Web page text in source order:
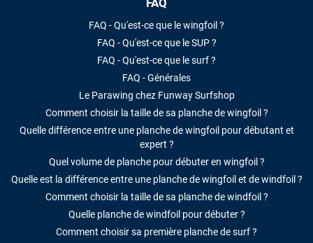
FAQ
FAQ - Qu'est-ce que le wingfoil ?
FAQ - Qu'est-ce que le SUP ?
FAQ - Qu'est-ce que le surf ?
FAQ - Générales
Le Parawing chez Funway Surfshop
Comment choisir la taille de sa planche de wingfoil ?
Quelle différence entre une planche de wingfoil pour débutant et
expert ?
Quel volume de planche pour débuter en wingfoil ?
Quelle est la différence entre une planche de wingfoil et de windfoil ?
Comment choisir la taille de sa planche de windfoil ?
Quelle planche de windfoil pour débuter ?
Comment choisir sa première planche de surf ?